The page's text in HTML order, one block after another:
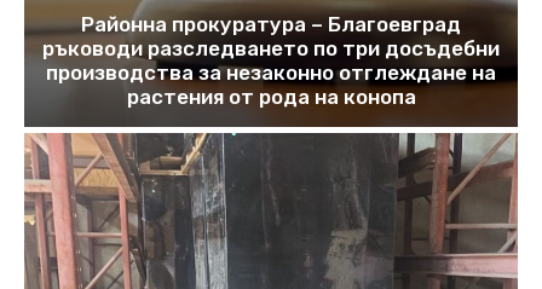
Районна прокуратура – Благоевград
ръководи разследването по три досъдебни
производства за незаконно отглеждане на
растения от рода на конопа